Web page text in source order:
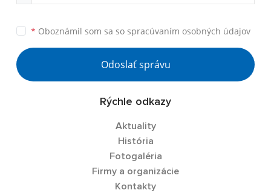
* Oboznámil som sa so spracúvaním osobných údajov
Odoslať správu
Rýchle odkazy
Aktuality
História
Fotogaléria
Firmy a organizácie
Kontakty